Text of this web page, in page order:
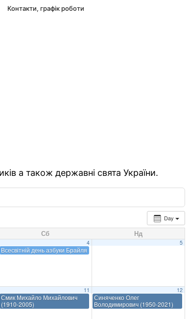
Контакти, графік роботи
а також державні свята України.
Day
Сб Нд
4
Всесвітній день азбуки Брайля
5
11
Смик Михайло Михайлович
(1910-2005)
12
Синяченко Олег
Володимирович (1950-2021)